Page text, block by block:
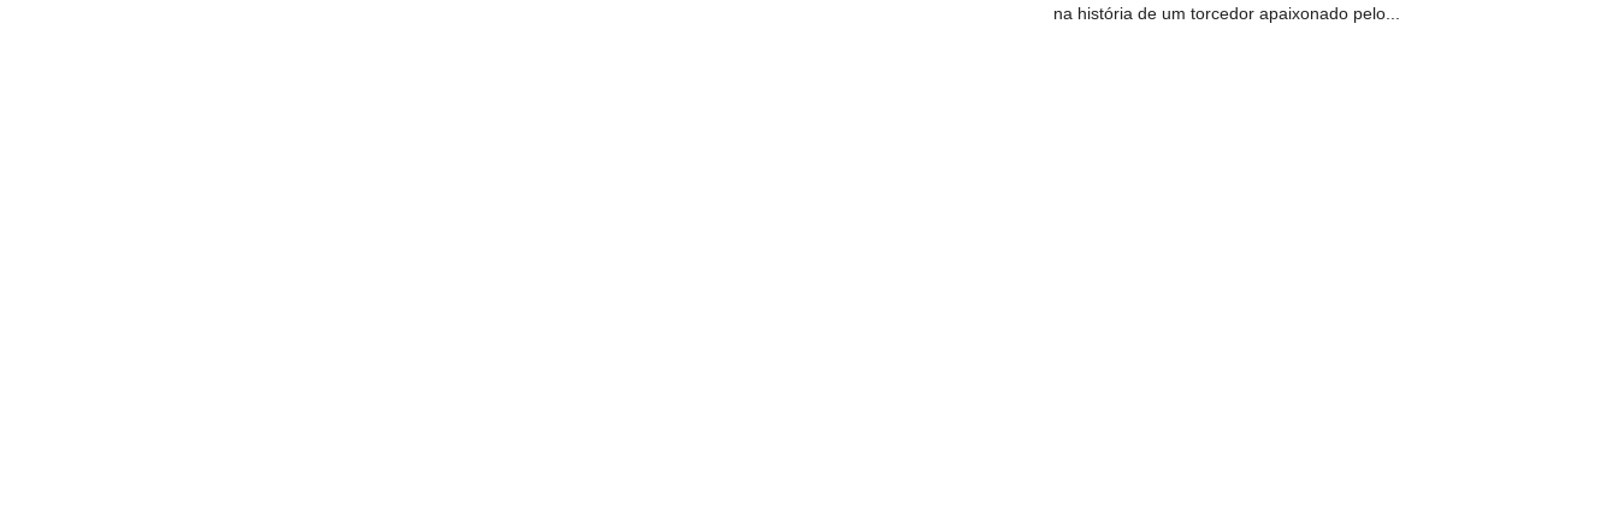
na história de um torcedor apaixonado pelo...